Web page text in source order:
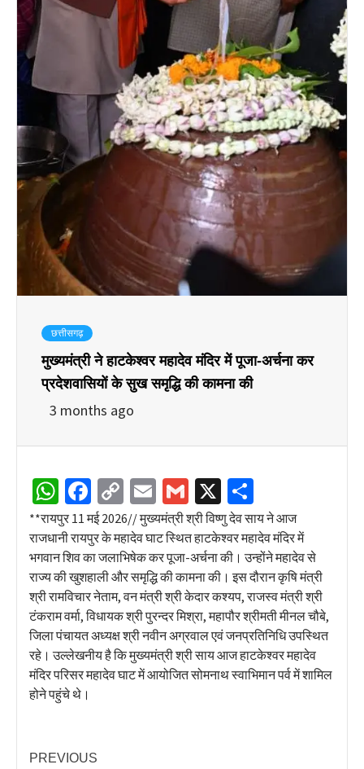
छत्तीसगढ़
मुख्यमंत्री ने हाटकेश्वर महादेव मंदिर में पूजा-अर्चना कर
प्रदेशवासियों के सुख समृद्धि की कामना की
3 months ago
WhatsApp
Facebook
Copy
Link
EmailGmail
X
**रायपुर 11 मई 2026// मुख्यमंत्री श्री विष्णु देव साय ने आज
राजधानी रायपुर के महादेव घाट स्थित हाटकेश्वर महादेव मंदिर में
भगवान शिव का जलाभिषेक कर पूजा-अर्चना की। उन्होंने महादेव से
राज्य की खुशहाली और समृद्धि की कामना की। इस दौरान कृषि मंत्री
श्री रामविचार नेताम, वन मंत्री श्री केदार कश्यप, राजस्व मंत्री श्री
टंकराम वर्मा, विधायक श्री पुरन्दर मिश्रा, महापौर श्रीमती मीनल चौबे,
जिला पंचायत अध्यक्ष श्री नवीन अग्रवाल एवं जनप्रतिनिधि उपस्थित
रहे। उल्लेखनीय है कि मुख्यमंत्री श्री साय आज हाटकेश्वर महादेव
मंदिर परिसर महादेव घाट में आयोजित सोमनाथ स्वाभिमान पर्व में शामिल
होने पहुंचे थे।
PREVIOUS